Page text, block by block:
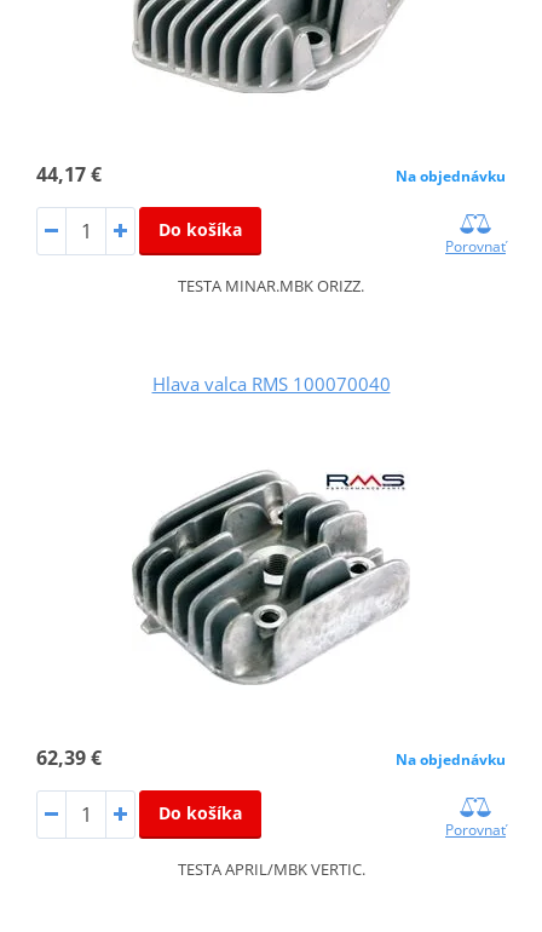
44,17 € Na objednávku
Do košíka
Porovnať
TESTA MINAR.MBK ORIZZ.
Hlava valca RMS 100070040
62,39 € Na objednávku
Do košíka
Porovnať
TESTA APRIL/MBK VERTIC.